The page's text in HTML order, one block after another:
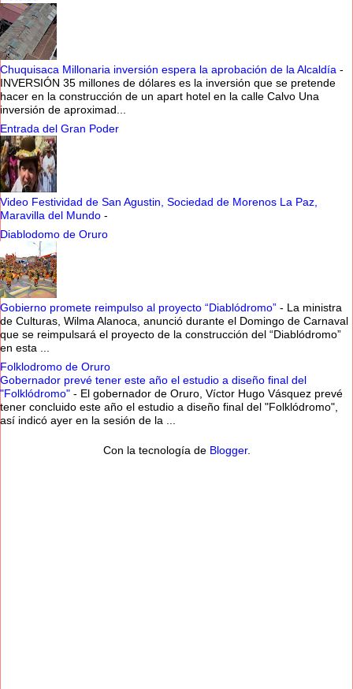
Chuquisaca Millonaria inversión espera la aprobación de la Alcaldía -
INVERSIÓN 35 millones de dólares es la inversión que se pretende
hacer en la construcción de un apart hotel en la calle Calvo Una
inversión de aproximad...
Entrada del Gran Poder
Video Festividad de San Agustin, Sociedad de Morenos La Paz,
Maravilla del Mundo -
Diablodomo de Oruro
Gobierno promete reimpulso al proyecto “Diablódromo” - La ministra
de Culturas, Wilma Alanoca, anunció durante el Domingo de Carnaval
que se reimpulsará el proyecto de la construcción del “Diablódromo”
en esta ...
Folklodromo de Oruro
Gobernador prevé tener este año el estudio a diseño final del
"Folklódromo" - El gobernador de Oruro, Víctor Hugo Vásquez prevé
tener concluido este año el estudio a diseño final del "Folklódromo",
así indicó ayer en la sesión de la ...
Con la tecnología de Blogger.